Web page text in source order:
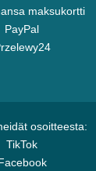
maksukortti
PayPal
osoitteesta:
TikTok